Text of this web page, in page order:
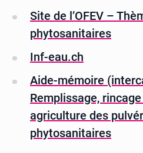
Site de l’OFEV –
phytosanitaires
Inf-eau.ch
Aide-mémoire
Remplissage,
agriculture des
phytosanitaires